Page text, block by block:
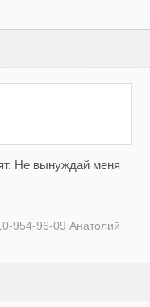
Не вынуждай меня
954-96-09 Анатолий